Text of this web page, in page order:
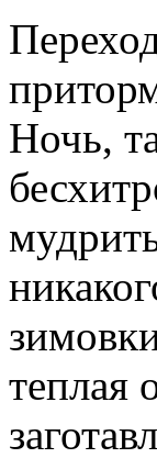
Ночь,
теплая